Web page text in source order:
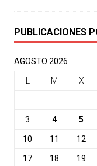
PUBLICACIONES
AGOSTO 2026
L M X
3 4 5
10 11 12
17 18 19